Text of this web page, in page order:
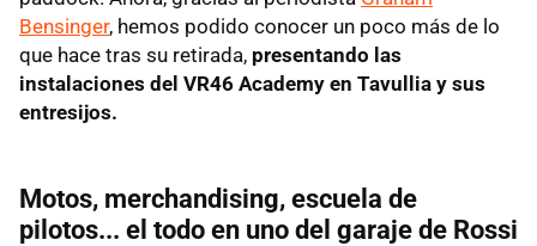
Bensinger, hemos podido conocer un poco más de lo
que hace tras su retirada, presentando las
instalaciones del VR46 Academy en Tavullia y sus
entresijos.
Motos, merchandising, escuela de
pilotos... el todo en uno del garaje de Rossi